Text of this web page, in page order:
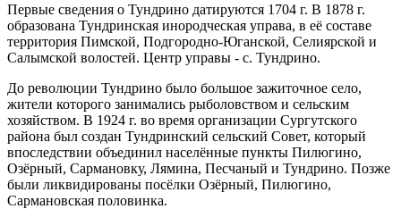
Первые сведения о Тундрино датируются 1704 г. В 1878 г.
образована Тундринская инородческая управа, в её составе
территория Пимской, Подгородно-Юганской, Селиярской и
Салымской волостей. Центр управы - с. Тундрино.
До революции Тундрино было большое зажиточное село,
жители которого занимались рыболовством и сельским
хозяйством. В 1924 г. во время организации Сургутского
района был создан Тундринский сельский Совет, который
впоследствии объединил населённые пункты Пилюгино,
Озёрный, Сармановку, Лямина, Песчаный и Тундрино. Позже
были ликвидированы посёлки Озёрный, Пилюгино,
Сармановская половинка.